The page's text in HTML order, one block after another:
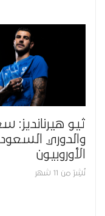
ثيو هيرنانديز:
والدوري
الأوروبيون
نُشِرَ من 11 شهر